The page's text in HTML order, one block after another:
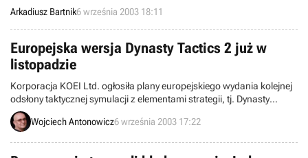
GameCube, których wydaniem zajęłaby się korporacja Eidos.
Wspomniana firma liczy głównie na sukces gier dedykowanych
pozostałym platformom, tj.: PC, Sony PlayStation 2 oraz Microsoft
Xbox.
Arkadiusz Bartnik6 września 2003 18:11
Europejska wersja Dynasty Tactics 2 już w
listopadzie
Korporacja KOEI Ltd. ogłosiła plany europejskiego wydania kolejnej
odsłony taktycznej symulacji z elementami strategii, tj. Dynasty
Tactics 2 w ekskluzywnym wydaniu na konsole Sony PlayStation 2.
Podczas rozgrywki gracz wcieli się w postać jednego z generałów,
Wojciech Antonowicz6 września 2003 17:22